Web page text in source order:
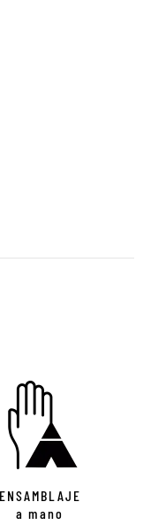
ENSAMBLAJE
a mano